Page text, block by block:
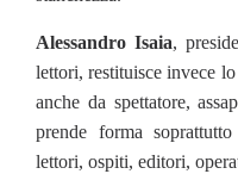
Alessandro Isaia,
lettori, restituisce invece
anche da spettatore,
prende forma
lettori, ospiti, editori,